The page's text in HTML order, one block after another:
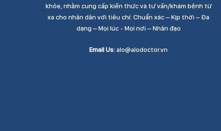
khỏe, nhằm cung cấp kiến thức và tư vấn/khám bệnh từ
xa cho nhân dân với tiêu chí: Chuẩn xác – Kịp thời – Đa
dạng – Mọi lúc - Mọi nơi – Nhân đạo
Email Us:alo@alodoctor.vn